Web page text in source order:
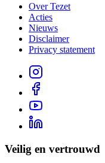
Over Tezet
Acties
Nieuws
Disclaimer
Privacy statement
Veilig en vertrouwd